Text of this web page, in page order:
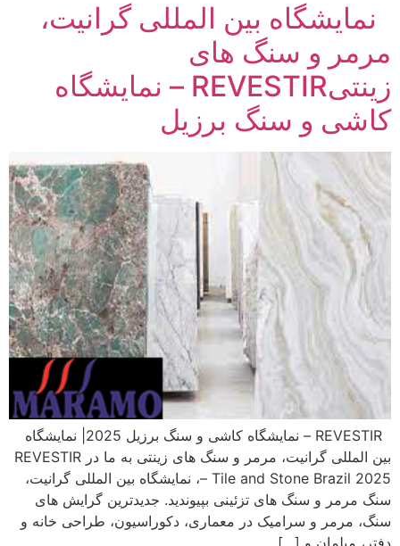
نمایشگاه بین المللی گرانیت،
مرمر و سنگ های
زینتیREVESTIR – نمایشگاه
کاشی و سنگ برزیل
REVESTIR – نمایشگاه کاشی و سنگ برزیل 2025| نمایشگاه
بین المللی گرانیت، مرمر و سنگ های زینتی به ما در REVESTIR
– Tile and Stone Brazil 2025، نمایشگاه بین المللی گرانیت،
سنگ مرمر و سنگ های تزئینی بپیوندید. جدیدترین گرایش های
سنگ، مرمر و سرامیک در معماری، دکوراسیون، طراحی خانه و